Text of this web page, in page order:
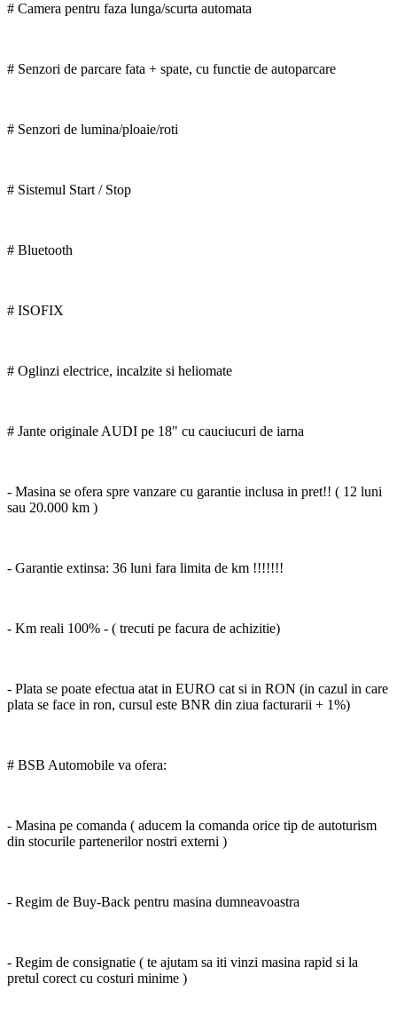
# Camera pentru faza lunga/scurta automata
# Senzori de parcare fata + spate, cu functie de autoparcare
# Senzori de lumina/ploaie/roti
# Sistemul Start / Stop
# Bluetooth
# ISOFIX
# Oglinzi electrice, incalzite si heliomate
# Jante originale AUDI pe 18" cu cauciucuri de iarna
- Masina se ofera spre vanzare cu garantie inclusa in pret!! ( 12 luni
sau 20.000 km )
- Garantie extinsa: 36 luni fara limita de km !!!!!!!
- Km reali 100% - ( trecuti pe facura de achizitie)
- Plata se poate efectua atat in EURO cat si in RON (in cazul in care
plata se face in ron, cursul este BNR din ziua facturarii + 1%)
# BSB Automobile va ofera:
- Masina pe comanda ( aducem la comanda orice tip de autoturism
din stocurile partenerilor nostri externi )
- Regim de Buy-Back pentru masina dumneavoastra
- Regim de consignatie ( te ajutam sa iti vinzi masina rapid si la
pretul corect cu costuri minime )